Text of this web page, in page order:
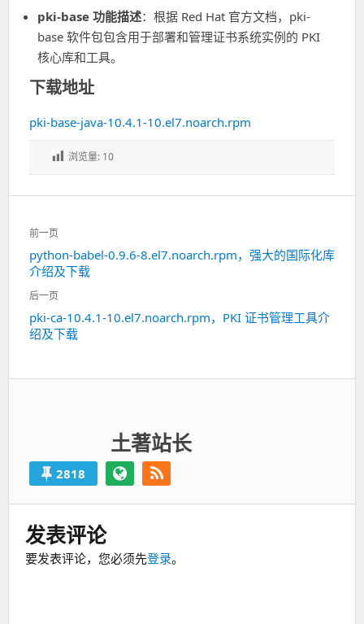
pki-base 功能描述：根据 Red Hat 官方文档，pki-
base 软件包包含用于部署和管理证书系统实例的 PKI
核心库和工具。
下载地址
pki-base-java-10.4.1-10.el7.noarch.rpm
浏览量: 10
文
章
导
航
前一页
上
一
篇：
python-babel-0.9.6-8.el7.noarch.rpm，强大的国际化库
介绍及下载
后一页
下
一
pki-ca-10.4.1-10.el7.noarch.rpm，PKI 证书管理工具介
绍及下载
土著站长
2818
发表评论
要发表评论，您必须先登录。